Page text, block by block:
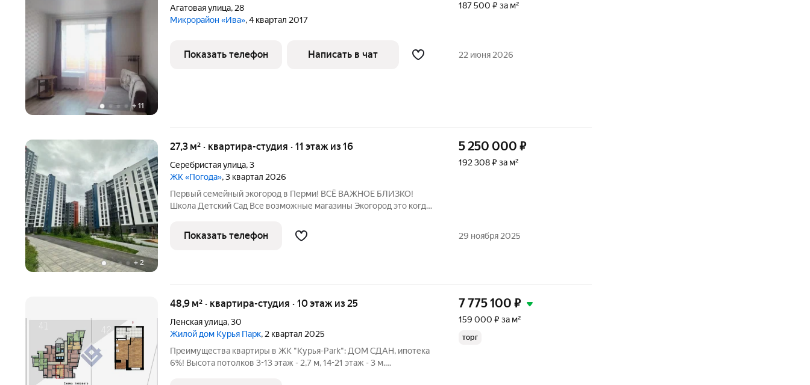
+ 11
Агатовая улица, 28
Микрорайон «Ива», 4 квартал 2017
187 500 ₽ за м²
Показать телефон Написать в чат 22 июня 2026
+ 2
27,3 м² · квартира-студия · 11 этаж из 16
Серебристая улица,3
ЖК «Погода», 3 квартал 2026
Первый семейный экогород в Перми! ВСЁ ВАЖНОЕ БЛИЗКО!
Школа Детский Сад Все возможные магазины Экогород это когда:
занимают зелёные дворы и прогулочные зоны! 455 деревьев и
кустарников в
5 250 000 ₽
192 308 ₽ за м²
Показать телефон 29 ноября 2025
48,9 м² · квартира-студия · 10 этаж из 25
Ленская улица,30
Жилой дом Курья Парк, 2 квартал 2025
Преимущества квартиры в ЖК "Курья-Park": ДОМ СДАН, ипотека
6%! Высота потолков 3-13 этаж - 2,7 м, 14-21 этаж - 3 м.
7 775 100 ₽
159 000 ₽ за м²
торг